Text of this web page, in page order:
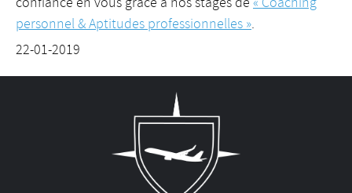
personnel & Aptitudes professionnelles ».
22-01-2019